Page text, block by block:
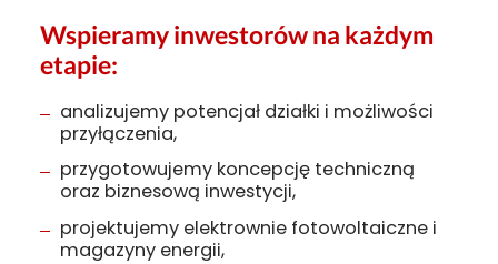
Wspieramy inwestorów na każdym
etapie:
analizujemy potencjał działki i możliwości
przyłączenia,
przygotowujemy koncepcję techniczną
oraz biznesową inwestycji,
projektujemy elektrownie fotowoltaiczne i
magazyny energii,